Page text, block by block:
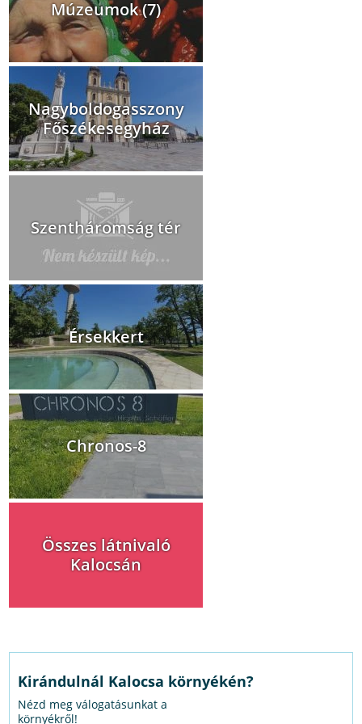
Múzeumok (7)
Nagyboldogasszony
Főszékesegyház
Szentháromság tér
Érsekkert
Chronos-8
Összes látnivaló
Kalocsán
Kirándulnál Kalocsa környékén?
Nézd meg válogatásunkat a
környékről!